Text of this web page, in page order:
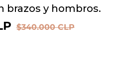
brazos y hombros.
$340.000 CLP